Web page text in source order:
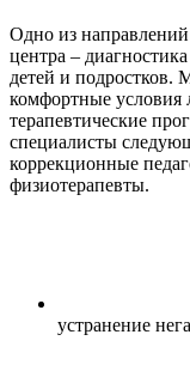
Одно из
центра –
детей и подростков.
комфортные условия
терапевтические
специалисты
коррекционные
физиотерапевты.
устранение